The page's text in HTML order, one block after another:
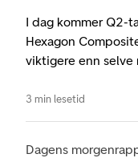
I dag kommer Q2-
Hexagon
viktigere enn selve
3 min lesetid
Dagens